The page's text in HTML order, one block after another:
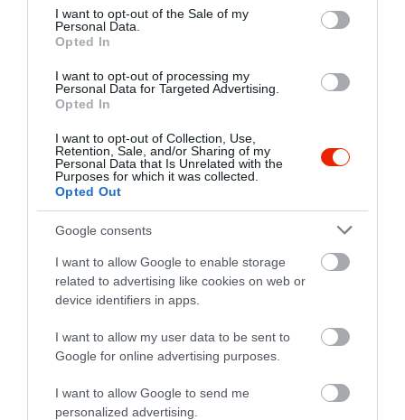
consent section.
I want to opt-out of the Sale of my
Personal Data.
Opted In
I want to opt-out of processing my
Personal Data for Targeted Advertising.
Opted In
I want to opt-out of Collection, Use,
Retention, Sale, and/or Sharing of my
Personal Data that Is Unrelated with the
Purposes for which it was collected.
Opted Out
Google consents
I want to allow Google to enable storage
related to advertising like cookies on web or
device identifiers in apps.
I want to allow my user data to be sent to
Google for online advertising purposes.
I want to allow Google to send me
personalized advertising.
Értékelések Értékeld Te is
4.4 4 3
3 1
1 1